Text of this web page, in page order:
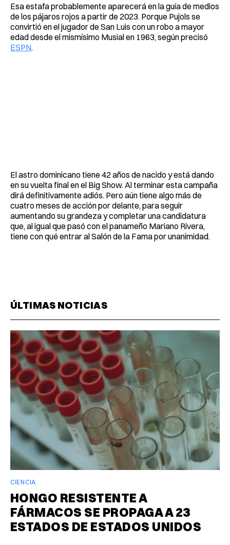
Esa estafa probablemente aparecerá en la guía de medios
de los pájaros rojos a partir de 2023. Porque Pujols se
convirtió en el jugador de San Luis con un robo a mayor
edad desde el mismísimo Musial en 1963, según precisó
ESPN.
El astro dominicano tiene 42 años de nacido y está dando
en su vuelta final en el Big Show. Al terminar esta campaña
dirá definitivamente adiós. Pero aún tiene algo más de
cuatro meses de acción por delante, para seguir
aumentando su grandeza y completar una candidatura
que, al igual que pasó con el panameño Mariano Rivera,
tiene con qué entrar al Salón de la Fama por unanimidad.
ÚLTIMAS NOTICIAS
CIENCIA
HONGO RESISTENTE A
FÁRMACOS SE PROPAGA A 23
ESTADOS DE ESTADOS UNIDOS